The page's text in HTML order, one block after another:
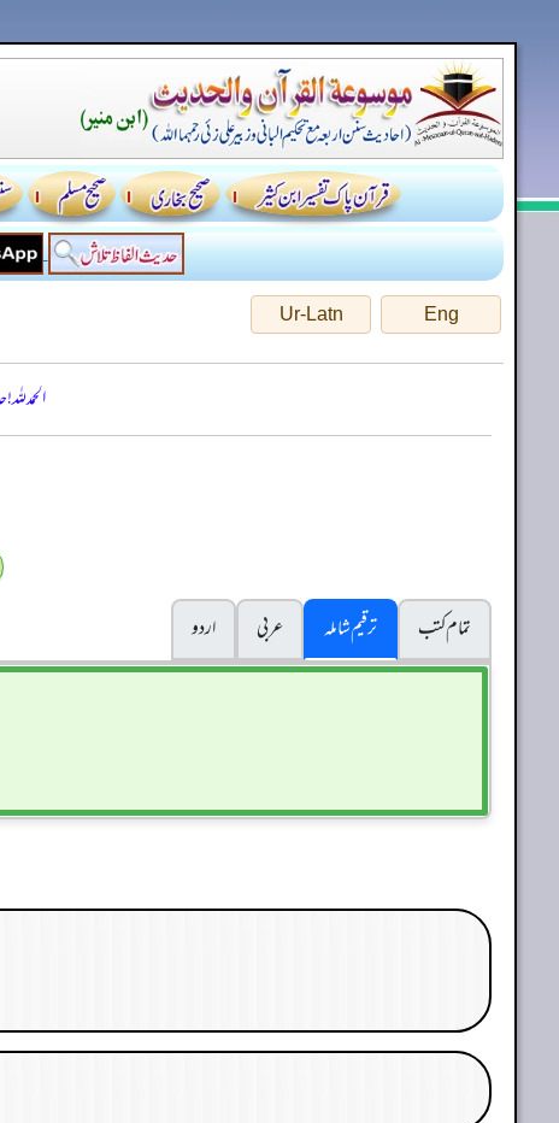
Eng
Ur-Latn
تمام کتب
ترقیم شاملہ عربی
اردو